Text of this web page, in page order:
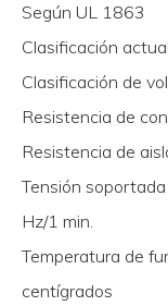
Según UL 1863
Clasificación
Clasificación de
Resistencia de
Resistencia de
Tensión
Hz/1 min.
Temperatura de
centígrados